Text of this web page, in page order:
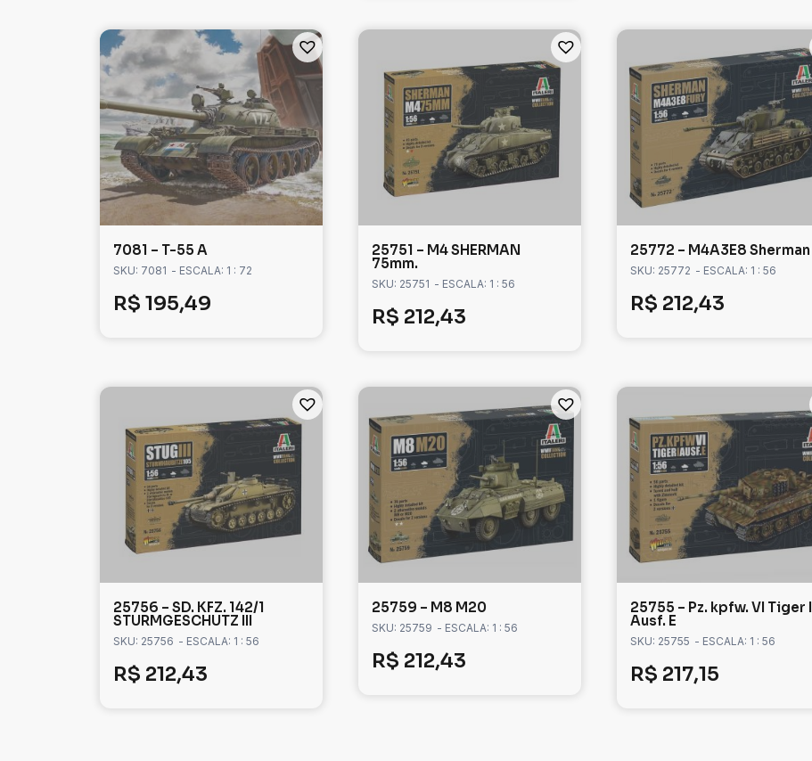
7081 – T-55 A
SKU: 7081 - ESCALA: 1 : 72
R$ 195,49
25751 – M4 SHERMAN
75mm.
SKU: 25751 - ESCALA: 1 : 56
R$ 212,43
25772 – M4A3E8 Sherman
SKU: 25772 - ESCALA: 1 : 56
R$ 212,43
25756 – SD. KFZ. 142/1
STURMGESCHUTZ III
SKU: 25756 - ESCALA: 1 : 56
R$ 212,43
25759 – M8 M20
SKU: 25759 - ESCALA: 1 : 56
R$ 212,43
25755 – Pz. kpfw. VI Tiger I
Ausf. E
SKU: 25755 - ESCALA: 1 : 56
R$ 217,15